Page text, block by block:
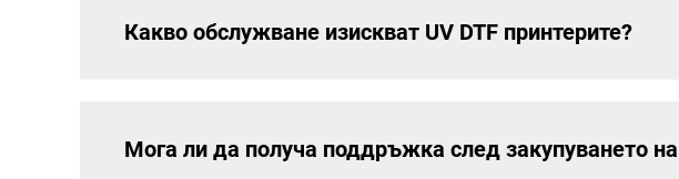
Какво обслужване изискват UV DTF принтерите?
Мога ли да получа поддръжка след закупуването